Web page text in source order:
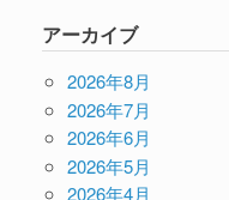
アーカイブ
2026年8月
2026年7月
2026年6月
2026年5月
2026年4月